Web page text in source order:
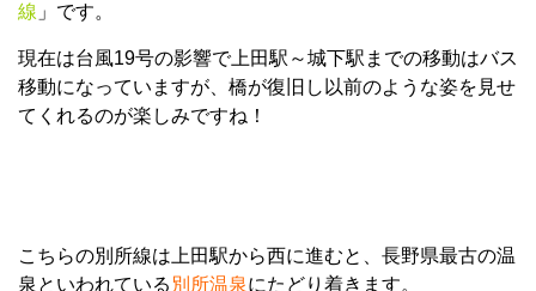
線 」です。
現在は台風19号の影響で上田駅～城下駅までの移動はバス
移動になっていますが、橋が復旧し以前のような姿を見せ
てくれるのが楽しみですね！
こちらの別所線は上田駅から西に進むと、長野県最古の温
泉といわれている 別所温泉にたどり着きます。